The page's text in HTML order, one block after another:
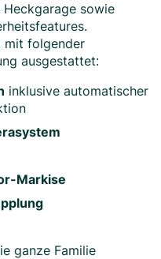
sowie
mit folgender
ausgestattet:
inklusive automatischer
Markise
ganze Familie